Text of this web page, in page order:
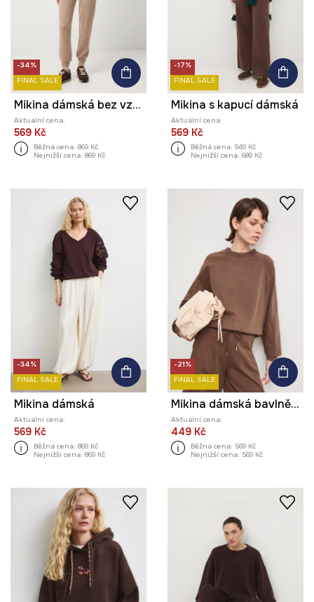
-34%
FINAL SALE
Mikina dámská bez vzoru
Aktuální cena:
569 Kč
Běžná cena: 869 Kč
Nejnižší cena: 869 Kč
-17%
FINAL SALE
Mikina s kapucí dámská
Aktuální cena:
569 Kč
Běžná cena: 949 Kč
Nejnižší cena: 689 Kč
-34%
FINAL SALE
Mikina dámská
Aktuální cena:
569 Kč
Běžná cena: 869 Kč
Nejnižší cena: 869 Kč
-21%
FINAL SALE
Mikina dámská bavlněná s vybledlým efektem
Aktuální cena:
449 Kč
Běžná cena: 569 Kč
Nejnižší cena: 569 Kč